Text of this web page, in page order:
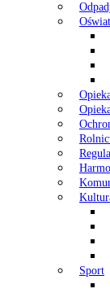
Sport